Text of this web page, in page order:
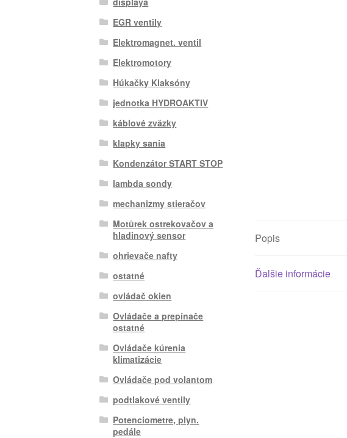
Popis
Ďalšie informácie
EGR ventily
Elektromagnet. ventil
Elektromotory
Húkačky Klaksóny
jednotka HYDROAKTIV
káblové zväzky
klapky sania
Kondenzátor START STOP
lambda sondy
mechanizmy stieračov
Motůrek ostrekovačov a
hladinový sensor
ohrievače nafty
ostatné
ovládač okien
Ovládače a prepínače
ostatné
Ovládače kúrenia
klimatizácie
Ovládače pod volantom
podtlakové ventily
Potenciometre, plyn.
pedále